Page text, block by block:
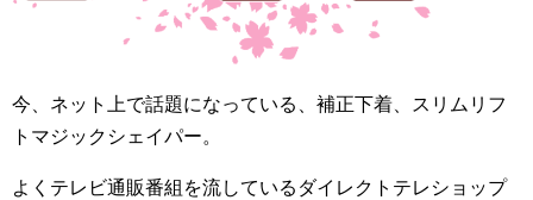
今、ネット上で話題になっている、補正下着、スリムリフ
トマジックシェイパー。
よくテレビ通販番組を流しているダイレクトテレショップ